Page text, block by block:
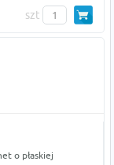
szt
o płaskiej